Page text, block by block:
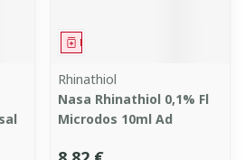
Médicament
Rhinathiol
Nasa Rhinathiol 0,1% Fl
Microdos 10ml Ad